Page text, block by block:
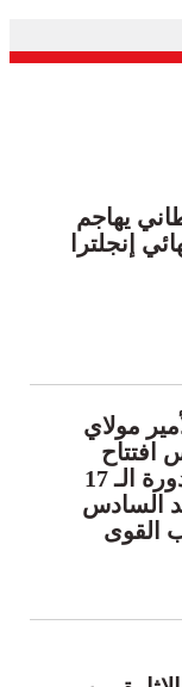
يهاجم
إنجلترا
مولاي
افتتاح
منافسات الدورة الـ 17
السادس
القوى